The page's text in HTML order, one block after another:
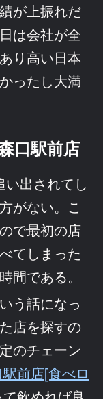
が上振れだ
は会社が全
り高い日本
ったし大満
口駅前店
い出されてし
がない。こ
で最初の店
てしまった
間である。
う話になっ
店を探すの
のチェーン
前店[食べロ